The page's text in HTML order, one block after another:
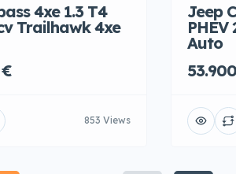
4xe 1.3 T4
Trailhawk 4xe
853 Views
Jeep
Auto